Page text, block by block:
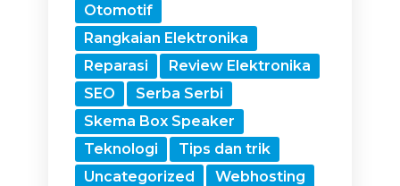
Otomotif
Rangkaian Elektronika
Reparasi
Review Elektronika
SEO
Serba Serbi
Skema Box Speaker
Teknologi
Tips dan trik
Uncategorized
Webhosting